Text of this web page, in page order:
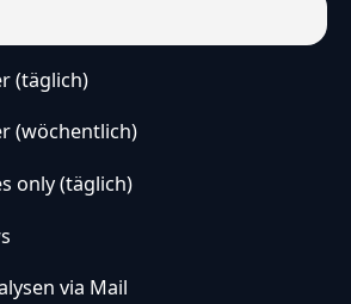
Meinung nach die beste Zeit für eine
und wird stetig weiterentwickelt.
(täglich)
(wöchentlich)
only (täglich)
via Mail